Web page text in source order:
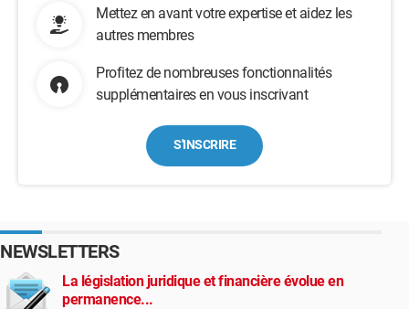
Mettez en avant votre expertise et aidez les
autres membres
Profitez de nombreuses fonctionnalités
supplémentaires en vous inscrivant
S'INSCRIRE
NEWSLETTERS
La législation juridique et financière évolue en
permanence...